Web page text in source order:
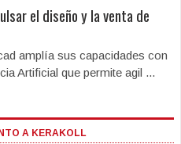
el diseño y la venta de
amplía sus capacidades con
Artificial que permite agil ...
A KERAKOLL